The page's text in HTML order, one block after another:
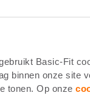
Basic-Fit
binnen onze site
tonen. Op onze